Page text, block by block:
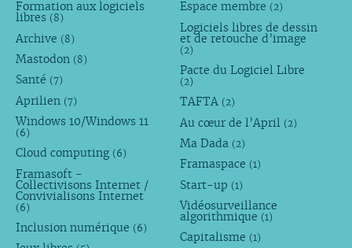
Formation aux logiciels
libres (8)
Archive (8)
Mastodon (8)
Santé (7)
Aprilien (7)
Windows 10/Windows 11
(6)
Cloud computing (6)
Framasoft -
Collectivisons Internet /
Convivialisons Internet
(6)
Inclusion numérique (6)
Espace membre (2)
Logiciels libres de dessin
et de retouche d’image
(2)
Pacte du Logiciel Libre
(2)
TAFTA (2)
Au cœur de l’April (2)
Ma Dada (2)
Framaspace (1)
Start-up (1)
Vidéosurveillance
algorithmique (1)
Capitalisme (1)